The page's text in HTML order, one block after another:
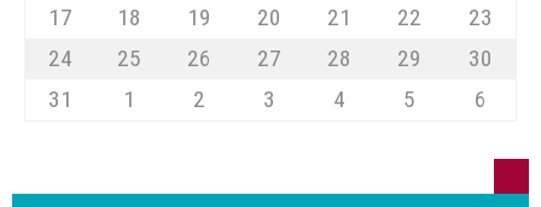
17
18 19 20 21 22
23
24
25 26 27 28 29
30
31
1 2 3 4 5 6